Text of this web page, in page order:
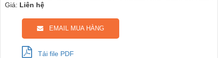
Giá: Liên hệ
EMAIL MUA HÀNG
Tải file PDF